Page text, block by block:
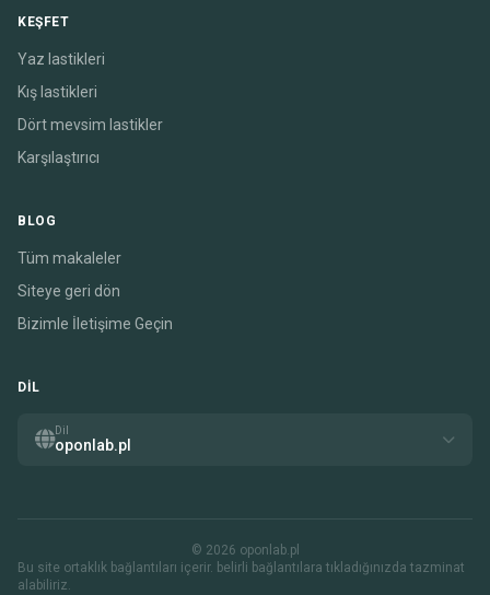
KEŞFET
Yaz lastikleri
Kış lastikleri
Dört mevsim lastikler
Karşılaştırıcı
BLOG
Tüm makaleler
Siteye geri dön
Bizimle İletişime Geçin
DIL
Dil
oponlab.pl
© 2026 oponlab.pl
Bu site ortaklık bağlantıları içerir. belirli bağlantılara tıkladığınızda tazminat
alabiliriz.